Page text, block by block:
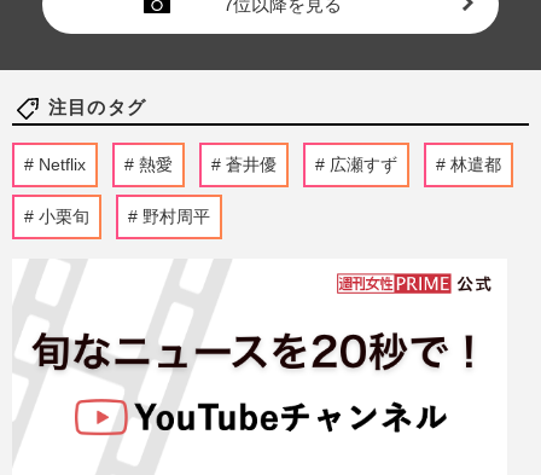
7位以降を見る
注目のタグ
Netflix 熱愛 蒼井優 広瀬すず 林遣都
小栗旬 野村周平